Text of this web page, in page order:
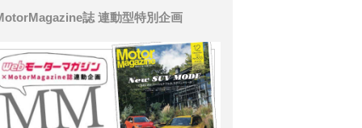
誌 連動型特別企画